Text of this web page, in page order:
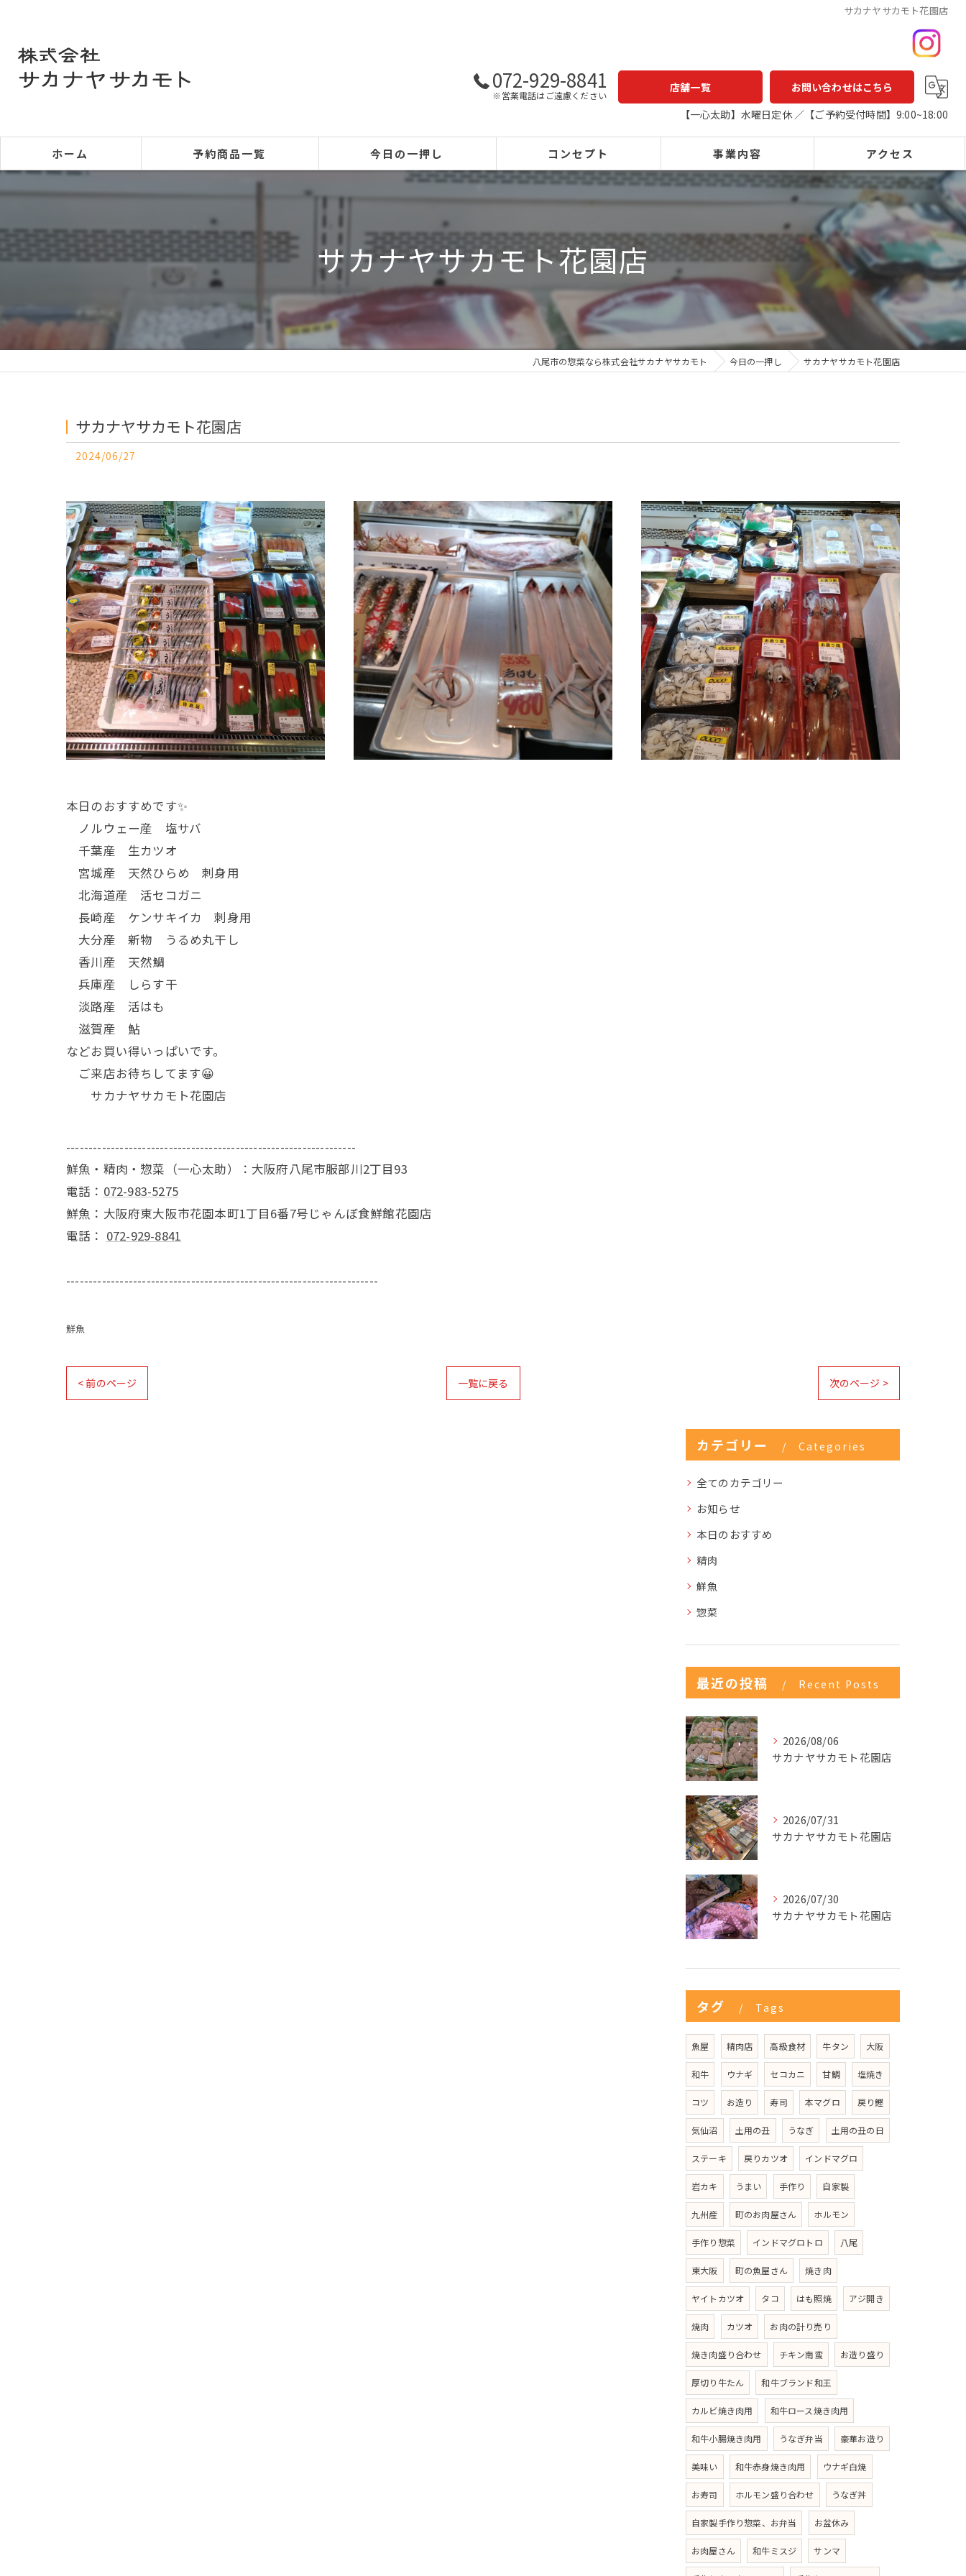
サカナヤサカモト花園店
072-929-8841
※営業電話はご遠慮ください
店舗一覧
お問い合わせはこちら
【一心太助】水曜日定休 ／【ご予約受付時間】9:00~18:00
ホーム 予約商品一覧 今日の一押し コンセプト 事業内容
一心太助
鮮魚
精肉
アウトパック
アクセス
一心太助
サカナヤサカモト花園店
八尾市の惣菜なら株式会社サカナヤサカモト 今日の一押し サカナヤサカモト花園店
サカナヤサカモト花園店
2024/06/27
本日のおすすめです✨
ノルウェー産 塩サバ
千葉産 生カツオ
宮城産 天然ひらめ 刺身用
北海道産 活セコガニ
長崎産 ケンサキイカ 刺身用
大分産 新物 うるめ丸干し
香川産 天然鯛
兵庫産 しらす干
淡路産 活はも
滋賀産 鮎
などお買い得いっぱいです。
ご来店お待ちしてます😀
サカナヤサカモト花園店
-----------------------------------------------------------------
鮮魚・精肉・惣菜（一心太助）：大阪府八尾市服部川2丁目93
電話： 072-983-5275
鮮魚：大阪府東大阪市花園本町1丁目6番7号じゃんぼ食鮮館花園店
電話： 072-929-8841
----------------------------------------------------------------------
鮮魚
< 前のページ 一覧に戻る 次のページ >
カテゴリー Categories
全てのカテゴリー
お知らせ
本日のおすすめ
精肉
鮮魚
惣菜
最近の投稿 Recent Posts
2026/08/06
サカナヤサカモト花園店
2026/07/31
サカナヤサカモト花園店
2026/07/30
サカナヤサカモト花園店
タグ Tags
魚屋 精肉店 高級食材 牛タン 大阪
和牛 ウナギ セコカニ 甘鯛 塩焼き
コツ お造り 寿司 本マグロ 戻り鰹
気仙沼 土用の丑 うなぎ 土用の丑の日
ステーキ 戻りカツオ インドマグロ
岩カキ うまい 手作り 自家製
九州産 町のお肉屋さん ホルモン
手作り惣菜 インドマグロトロ 八尾
東大阪 町の魚屋さん 焼き肉
ヤイトカツオ タコ はも照焼 アジ開き
焼肉 カツオ お肉の計り売り
焼き肉盛り合わせ チキン南蛮 お造り盛り
厚切り牛たん 和牛ブランド和王
カルビ焼き肉用 和牛ロース焼き肉用
和牛小腸焼き肉用 うなぎ弁当 豪華お造り
美味い 和牛赤身焼き肉用 ウナギ白焼
お寿司 ホルモン盛り合わせ うなぎ丼
自家製手作り惣菜、お弁当 お盆休み
お肉屋さん 和牛ミスジ サンマ